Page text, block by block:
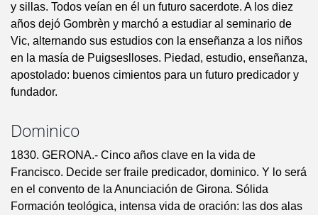
y sillas. Todos veían en él un futuro sacerdote. A los diez
años dejó Gombrèn y marchó a estudiar al seminario de
Vic, alternando sus estudios con la enseñanza a los niños
en la masía de Puigseslloses. Piedad, estudio, enseñanza,
apostolado: buenos cimientos para un futuro predicador y
fundador.
Dominico
1830. GERONA.- Cinco años clave en la vida de
Francisco. Decide ser fraile predicador, dominico. Y lo será
en el convento de la Anunciación de Girona. Sólida
Formación teológica, intensa vida de oración: las dos alas